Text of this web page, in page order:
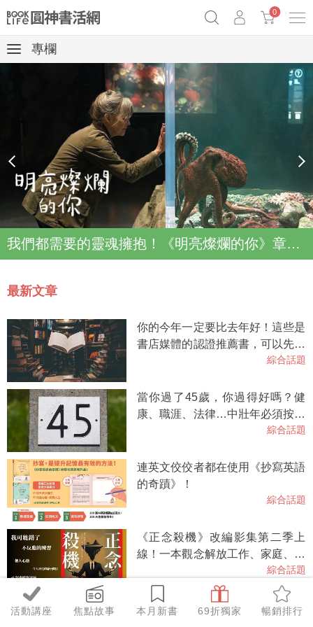
《祕密》作者最新《致富》公開 原子習慣實踐本
Netflix話題章魚小說！
0
活動講座 焦點故事 本月新書 69折獨家 暢銷排行
專欄
我們都需要的靈魂擁抱！《明亮燦爛的你》章魚故事登上Netflix登上Top2
prev next
最新文章
你的今年一定要比去年好！這些是
書店媒體的認證推薦書，可以先從
綜合話題
當你過了45歲，你過得好嗎？健
康、職涯、法律…中壯年必須按齡
綜合話題
連英文佼佼者都在使用《抄寫英語
的奇蹟》！
綜合話題
《正念殺機》改編影集第二季上
線！一本觀念解放工作、家庭、教
養，一本小說讀滿驚悚、喜劇、諮
商。
綜合話題
【內含試聽】抄寫英語的奇蹟2，